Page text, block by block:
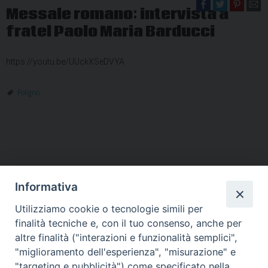
Messale romano: intervista a
fratel Paolo Maria Barducci
https://youtu.be/UUckXSeDVYA
Foligno
HOME VESCOVO ORARI MESSE
CURIA VESCOVILE
TUTELA MINORI
UFFICI PASTORALI PERSONE
VITA CONSACRATA
DOCUMENTI
CONTATTI
Informativa
Utilizziamo cookie o tecnologie simili per
finalità tecniche e, con il tuo consenso, anche per
altre finalità ("interazioni e funzionalità semplici",
"miglioramento dell'esperienza", "misurazione" e